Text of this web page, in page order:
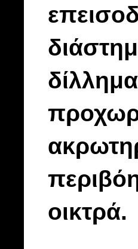
οικτρά.